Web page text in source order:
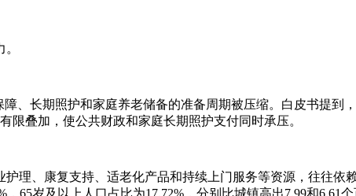
、长期照护和家庭养老储备的准备周期被压缩。白皮书提到
限叠加，使公共财政和家庭长期照护支付同时承压。
理、康复支持、适老化产品和持续上门服务等资源，往往依
65岁及以上人口占比为17.72%，分别比城镇高出7.99和